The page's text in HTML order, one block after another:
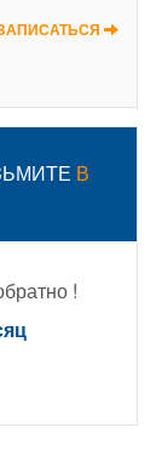
В
!